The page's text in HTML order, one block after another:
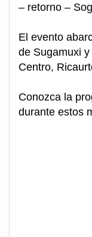
– retorno –
El evento
de Sugamuxi
Centro,
Conozca la
durante estos